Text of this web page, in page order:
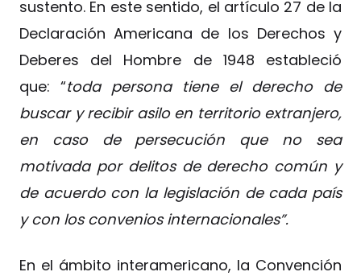
sustento. En este sentido, el artículo 27 de la
Declaración Americana de los Derechos y
Deberes del Hombre de 1948 estableció
que: “toda persona tiene el derecho de
buscar y recibir asilo en territorio extranjero,
en caso de persecución que no sea
motivada por delitos de derecho común y
de acuerdo con la legislación de cada país
y con los convenios internacionales”.
En el ámbito interamericano, la Convención